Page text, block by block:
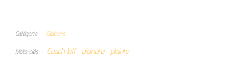
Catégorie Citations
Mots-clés Coach Jeff plaindre plainte